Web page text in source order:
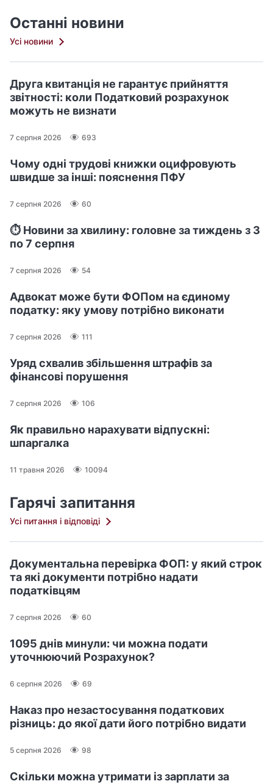
Останні новини
Усі новини
Друга квитанція не гарантує прийняття
звітності: коли Податковий розрахунок
можуть не визнати
7 серпня 2026 693
Чому одні трудові книжки оцифровують
швидше за інші: пояснення ПФУ
7 серпня 2026 60
⏱️ Новини за хвилину: головне за тиждень з 3
по 7 серпня
7 серпня 2026 54
Адвокат може бути ФОПом на єдиному
податку: яку умову потрібно виконати
7 серпня 2026 111
Уряд схвалив збільшення штрафів за
фінансові порушення
7 серпня 2026 106
Як правильно нарахувати відпускні:
шпаргалка
11 травня 2026 10094
Гарячі запитання
Усі питання і відповіді
Документальна перевірка ФОП: у який строк
та які документи потрібно надати
податківцям
7 серпня 2026 60
1095 днів минули: чи можна подати
уточнюючий Розрахунок?
6 серпня 2026 69
Наказ про незастосування податкових
різниць: до якої дати його потрібно видати
5 серпня 2026 98
Скільки можна утримати із зарплати за